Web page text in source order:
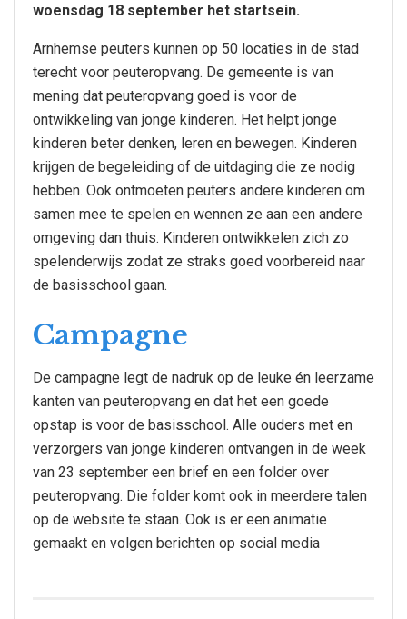
woensdag 18 september het startsein.
Arnhemse peuters kunnen op 50 locaties in de stad
terecht voor peuteropvang. De gemeente is van
mening dat peuteropvang goed is voor de
ontwikkeling van jonge kinderen. Het helpt jonge
kinderen beter denken, leren en bewegen. Kinderen
krijgen de begeleiding of de uitdaging die ze nodig
hebben. Ook ontmoeten peuters andere kinderen om
samen mee te spelen en wennen ze aan een andere
omgeving dan thuis. Kinderen ontwikkelen zich zo
spelenderwijs zodat ze straks goed voorbereid naar
de basisschool gaan.
Campagne
De campagne legt de nadruk op de leuke én leerzame
kanten van peuteropvang en dat het een goede
opstap is voor de basisschool. Alle ouders met en
verzorgers van jonge kinderen ontvangen in de week
van 23 september een brief en een folder over
peuteropvang. Die folder komt ook in meerdere talen
op de website te staan. Ook is er een animatie
gemaakt en volgen berichten op social media